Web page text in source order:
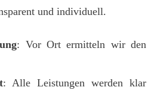
und individuell.
: Vor Ort ermitteln wir den
: Alle Leistungen werden klar